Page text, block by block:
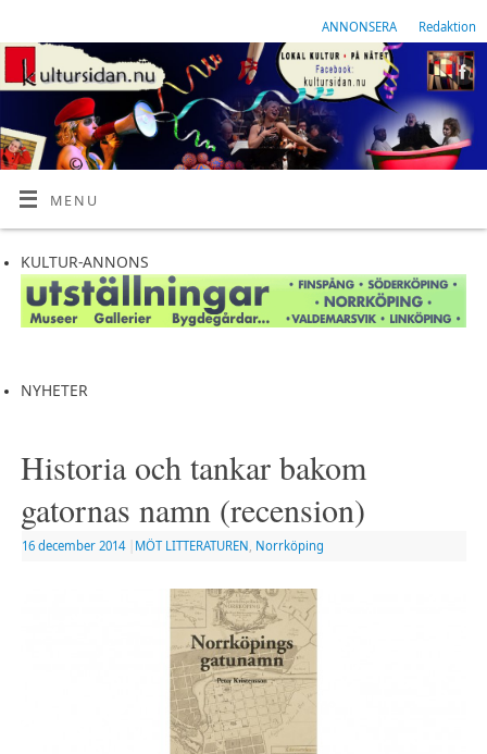
ANNONSERA Redaktion
MENU
KULTUR-ANNONS
NYHETER
Historia och tankar bakom
gatornas namn (recension)
16 december 2014 MÖT LITTERATUREN Norrköping